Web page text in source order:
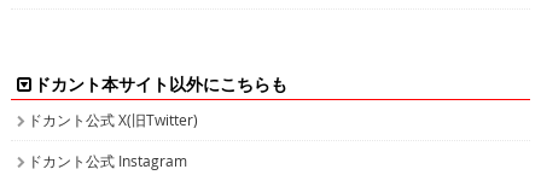
ドカント本サイト以外にこちらも
ドカント公式 X(旧Twitter)
ドカント公式 Instagram